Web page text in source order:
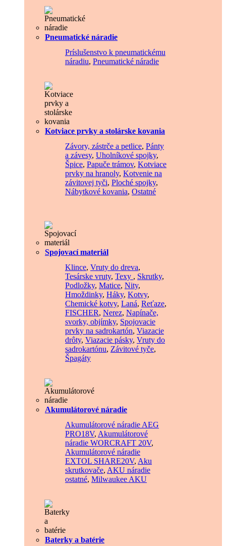
Pneumatické náradie
Príslušenstvo k pneumatickému
náradiu, Pneumatické náradie
Kotviace prvky a stolárske kovania
Závory, zástrče a petlice, Pánty
a závesy, Uholníkové spojky,
Špice, Papuče trámov, Kotviace
prvky na hranoly, Kotvenie na
závitovej tyči, Ploché spojky,
Nábytkové kovania, Ostatné
Spojovací materiál
Klince, Vruty do dreva,
Tesárske vruty, Texy , Skrutky,
Podložky, Matice, Nity,
Hmoždinky, Háky, Kotvy,
Chemické kotvy, Laná, Reťaze,
FISCHER, Nerez, Napínače,
svorky, objímky, Spojovacie
prvky na sadrokartón, Viazacie
drôty, Viazacie pásky, Vruty do
sadrokartónu, Závitové tyče,
Špagáty
Akumulátorové náradie
Akumulátorové náradie AEG
PRO18V, Akumulátorové
náradie WORCRAFT 20V,
Akumulátorové náradie
EXTOL SHARE20V, Aku
skrutkovače, AKU náradie
ostatné, Milwaukee AKU
Baterky a batérie